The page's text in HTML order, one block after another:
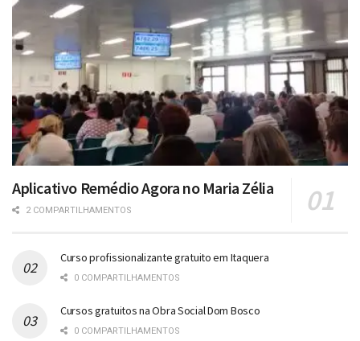
Aplicativo Remédio Agora no Maria Zélia
2 COMPARTILHAMENTOS
Curso profissionalizante gratuito em Itaquera
0 COMPARTILHAMENTOS
Cursos gratuitos na Obra Social Dom Bosco
0 COMPARTILHAMENTOS